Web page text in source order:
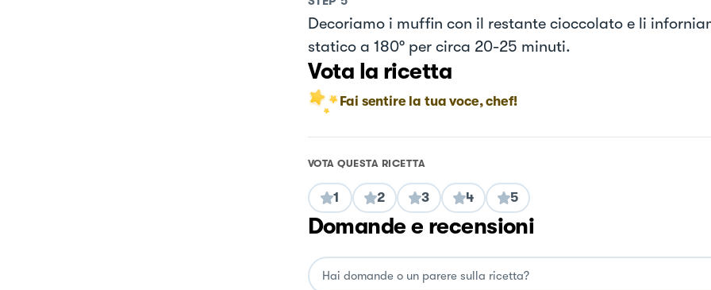
Decoriamo i muffin con il restante cioccolato e li
statico a 180° per circa 20-25 minuti.
Vota la ricetta
Fai sentire la tua voce, chef!
VOTA QUESTA RICETTA
1 2 3 4 5
Domande e recensioni